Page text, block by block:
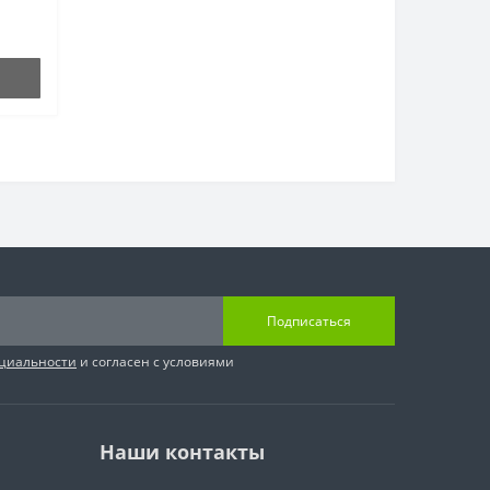
Подписаться
и согласен с условиями
Наши контакты